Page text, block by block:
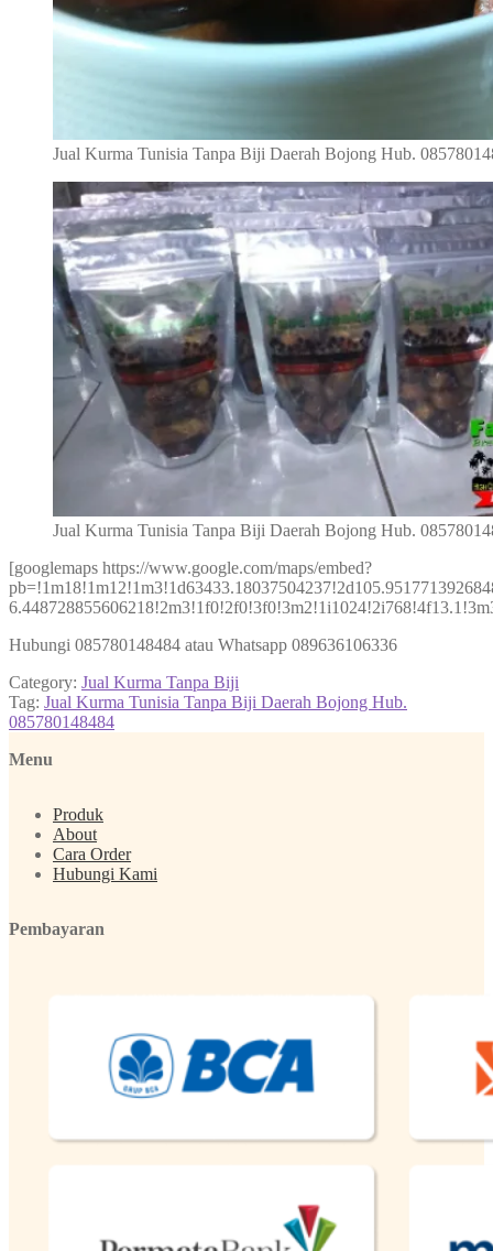
Jual Kurma Tunisia Tanpa Biji Daerah Bojong Hub.
Jual Kurma Tunisia Tanpa Biji Daerah Bojong Hub.
[googlemaps https://www.google.com/maps/embed?
Hubungi 085780148484 atau Whatsapp 089636106336
Category: Jual Kurma Tanpa Biji
Tag: Jual Kurma Tunisia Tanpa Biji Daerah Bojong Hub.
085780148484
Menu
Produk
About
Cara Order
Hubungi Kami
Pembayaran